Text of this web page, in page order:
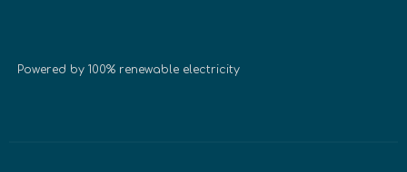
Powered by 100% renewable electricity